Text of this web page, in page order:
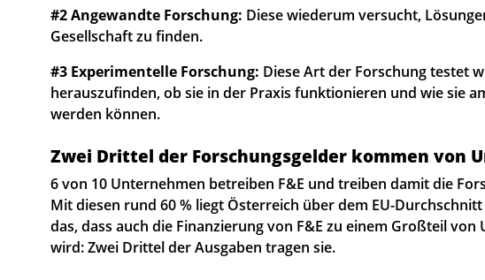
#2 Angewandte Forschung: Diese wiederum versucht,
Gesellschaft zu finden.
#3 Experimentelle Forschung: Diese Art der Forschung testet
herauszufinden, ob sie in der Praxis funktionieren und wie sie
werden können.
Zwei Drittel der Forschungsgelder kommen von
6 von 10 Unternehmen betreiben F&E und treiben damit die
Mit diesen rund 60 % liegt Österreich über dem EU-
das, dass auch die Finanzierung von F&E zu einem Großteil
wird: Zwei Drittel der Ausgaben tragen sie.